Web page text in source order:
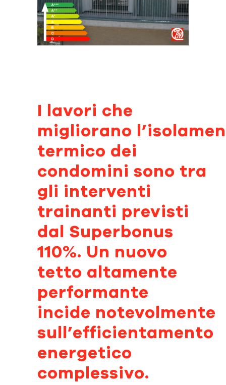
I lavori che
migliorano l’
termico dei
condomini sono tra
gli interventi
trainanti previsti
dal Superbonus
110%. Un nuovo
tetto altamente
performante
incide notevolmente
sull’efficientamento
energetico
complessivo.